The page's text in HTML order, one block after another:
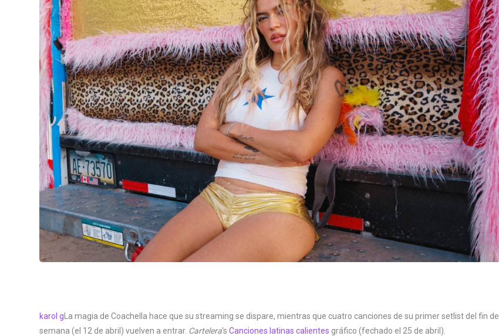
karol gLa magia de Coachella hace que su streaming se dispare, mientras que cuatro canciones de su primer setlist del fin de
semana (el 12 de abril) vuelven a entrar. Cartelera's Canciones latinas calientes gráfico (fechado el 25 de abril).